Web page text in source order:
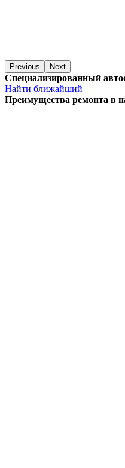
Previous Next
Специализированный
Найти ближайший
Преимущества ремонта в